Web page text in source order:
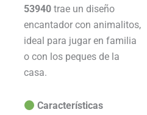
53940trae un diseño
encantador con animalitos,
ideal para jugar en familia
o con los peques de la
casa.
Características